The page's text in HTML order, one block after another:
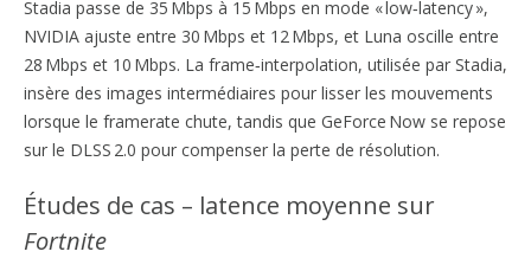
Stadia passe de 35 Mbps à 15 Mbps en mode « low‑latency »,
NVIDIA ajuste entre 30 Mbps et 12 Mbps, et Luna oscille entre
28 Mbps et 10 Mbps. La frame‑interpolation, utilisée par Stadia,
insère des images intermédiaires pour lisser les mouvements
lorsque le framerate chute, tandis que GeForce Now se repose
sur le DLSS 2.0 pour compenser la perte de résolution.
Études de cas – latence moyenne sur
Fortnite